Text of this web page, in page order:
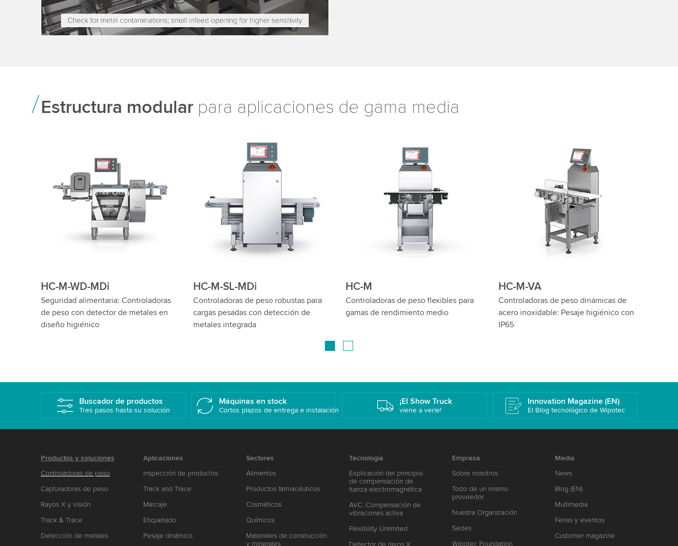
Estructura modularpara aplicaciones de gama media
HC-M-VA
Controladoras de peso dinámicas de
acero inoxidable: Pesaje higiénico con
IP65
HC-M-SL
Controladoras de peso dinámicas para
cargas pesadas hasta 60 kg
HC-M-WD
Controladoras de peso HC-M-WD de
lavado: Alta precisión, higiénicas
HC-M-WD-SL
Controladoras de peso de carga
pesada wash down
Buscador de productos
Tres pasos hasta su solución
Máquinas en stock
Cortos plazos de entrega e instalación
¡El Show Truck
viene a verle!
Innovation Magazine (EN)
El Blog tecnológico de Wipotec
Productos y soluciones
Controladoras de peso
Capturadoras de peso
Rayos X y visión
Track & Trace
Detección de metales
Aplicaciones
Inspección de productos
Track and Trace
Marcaje
Etiquetado
Pesaje dinámico
Sectores
Alimentos
Productos farmacéuticos
Cosméticos
Químicos
Materiales de construcción
y minerales
Tecnología
Explicación del principio
de compensación de
fuerza electromagnética
AVC: Compensación de
vibraciones activa
Flexibility Unlimited
Empresa
Sobre nosotros
Todo de un mismo
proveedor
Nuestra Organización
Sedes
Wipotec Foundation
Media
News
Blog (EN)
Multimedia
Ferias y eventos
Customer magazine